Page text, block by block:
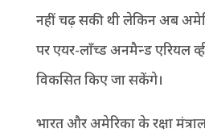
नहीं चढ़ सकी थी लेकिन अब
पर एयर-लॉंच्ड अनमैन्ड एरियल
विकसित किए जा सकेंगे।
भारत और अमेरिका के रक्षा